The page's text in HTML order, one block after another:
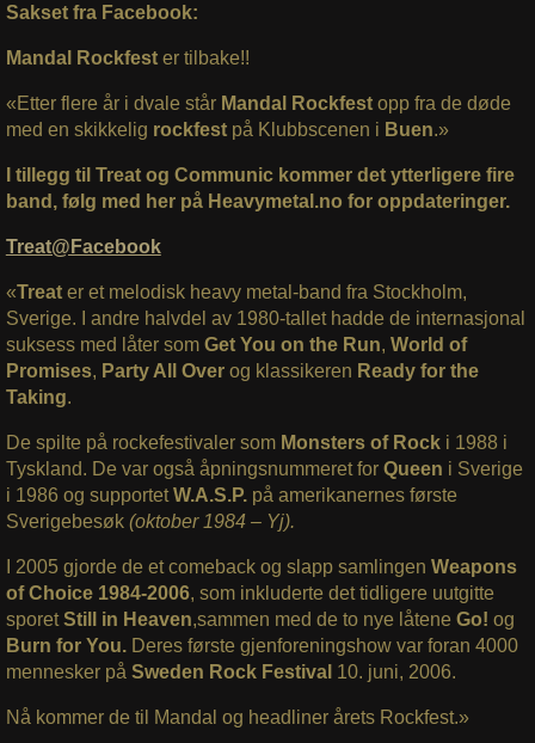
Sakset fra Facebook:
Mandal Rockfest er tilbake!!
«Etter flere år i dvale står Mandal Rockfest opp fra de døde
med en skikkelig rockfest på Klubbscenen i Buen.»
I tillegg til Treat og Communic kommer det ytterligere fire
band, følg med her på Heavymetal.no for oppdateringer.
Treat@Facebook
«Treat er et melodisk heavy metal-band fra Stockholm,
Sverige. I andre halvdel av 1980-tallet hadde de internasjonal
suksess med låter som Get You on the Run, World of
Promises, Party All Over og klassikeren Ready for the
Taking.
De spilte på rockefestivaler somMonsters of Rocki 1988 i
Tyskland. De var også åpningsnummeret for Queen i Sverige
i 1986 og supportetW.A.S.P. på amerikanernes første
Sverigebesøk (oktober 1984 – Yj).
I 2005 gjorde de et comeback og slapp samlingen Weapons
of Choice 1984-2006, som inkluderte det tidligere uutgitte
sporetStill in Heaven,sammen med de to nye låtene Go! og
Burn for You.Deres første gjenforeningshow var foran 4000
mennesker på Sweden Rock Festival 10. juni, 2006.
Nå kommer de til Mandal og headliner årets Rockfest.»